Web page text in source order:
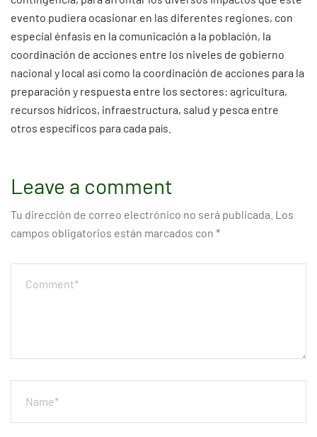
evento pudiera ocasionar en las diferentes regiones, con
especial énfasis en la comunicación a la población, la
coordinación de acciones entre los niveles de gobierno
nacional y local así como la coordinación de acciones para la
preparación y respuesta entre los sectores: agricultura,
recursos hídricos, infraestructura, salud y pesca entre
otros específicos para cada país.
Leave a comment
Tu dirección de correo electrónico no será publicada. Los
campos obligatorios están marcados con *